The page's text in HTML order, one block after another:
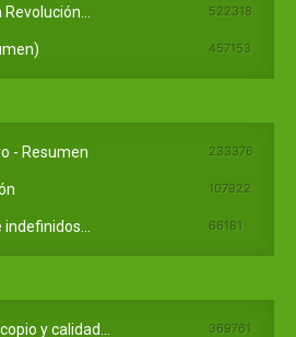
522318
457153
- Resumen 233376
107922
66181
y calidad... 369761